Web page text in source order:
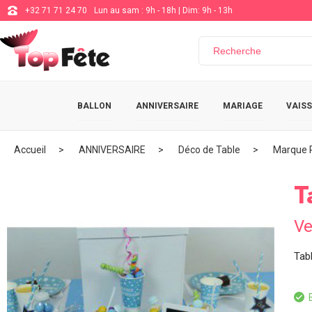
+32 71 71 24 70 Lun au sam : 9h - 18h | Dim: 9h - 13h
BALLON ANNIVERSAIRE MARIAGE
Accueil ANNIVERSAIRE Déco de Table Marque